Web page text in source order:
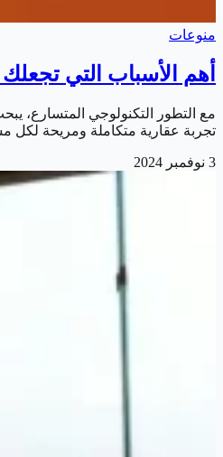
منوعات
أهم الأسباب التي تجعلك تختار
تجربة عقارية متكاملة ومريحة لكل
3 نوفمبر 2024